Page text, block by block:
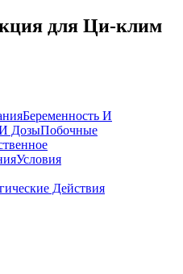
для Ци-клим
Беременность И
ДозыПобочные
Условия
Действия